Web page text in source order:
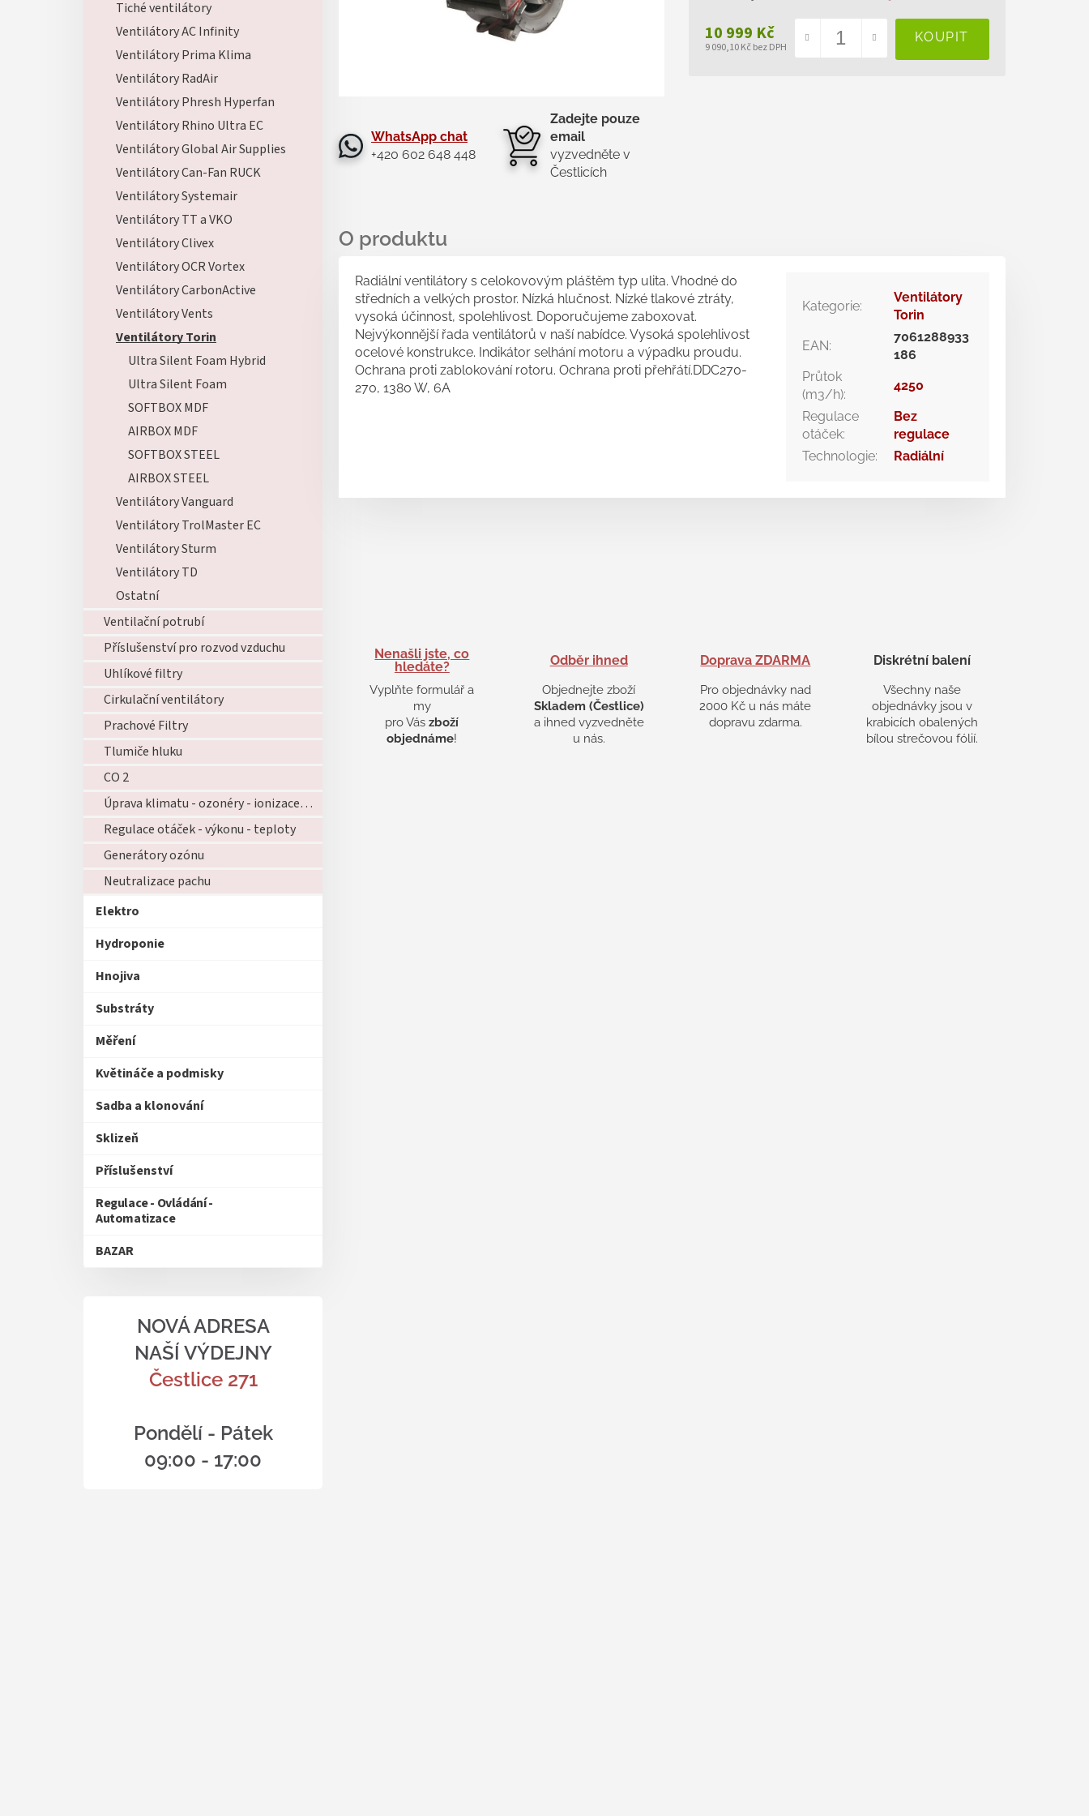
Tiché ventilátory
Ventilátory AC Infinity
Ventilátory Prima Klima
Ventilátory RadAir
Ventilátory Phresh Hyperfan
Ventilátory Rhino Ultra EC
Ventilátory Global Air Supplies
Ventilátory Can-Fan RUCK
Ventilátory Systemair
Ventilátory TT a VKO
Ventilátory Clivex
Ventilátory OCR Vortex
Ventilátory CarbonActive
Ventilátory Vents
Ventilátory Torin
Ultra Silent Foam Hybrid
Ultra Silent Foam
SOFTBOX MDF
AIRBOX MDF
SOFTBOX STEEL
AIRBOX STEEL
Ventilátory Vanguard
Ventilátory TrolMaster EC
Ventilátory Sturm
Ventilátory TD
Ostatní
Ventilační potrubí
Příslušenství pro rozvod vzduchu
Uhlíkové filtry
Cirkulační ventilátory
Prachové Filtry
Tlumiče hluku
CO 2
Úprava klimatu - ozonéry - ionizace - zvlhčovače - atd...
Regulace otáček - výkonu - teploty
Generátory ozónu
Neutralizace pachu
Elektro
Hydroponie
Hnojiva
Substráty
Měření
Květináče a podmisky
Sadba a klonování
Sklizeň
Příslušenství
Regulace - Ovládání -
Automatizace
BAZAR
NOVÁ ADRESA
NAŠÍ VÝDEJNY
Čestlice 271
Pondělí - Pátek
09:00 - 17:00
WhatsApp chat
+420 602 648 448
Zadejte pouze
email
vyzvedněte v
Čestlicích
10 999 Kč
9 090,10 Kč bez DPH
Nenašli jste, co
hledáte?
Vyplňte formulář a
my
pro Vászboží
objednáme!
Odběr ihned
Objednejte zboží
Skladem (Čestlice)
a ihned vyzvedněte
u nás.
Doprava ZDARMA
Pro objednávky nad
2000 Kč u nás máte
dopravu zdarma.
Diskrétní balení
Všechny naše
objednávky jsou v
krabicích obalených
bílou strečovou fólií.
Radiální ventilátory s celokovovým pláštěm typ ulita. Vhodné do
středních a velkých prostor. Nízká hlučnost. Nízké tlakové ztráty,
vysoká účinnost, spolehlivost. Doporučujeme zaboxovat.
Nejvýkonnější řada ventilátorů v naší nabídce. Vysoká spolehlivost
ocelové konstrukce. Indikátor selhání motoru a výpadku proudu.
Ochrana proti zablokování rotoru. Ochrana proti přehřátí.DDC270-
270, 1380 W, 6A
Kategorie:
Ventilátory
Torin
EAN:
7061288933
186
Průtok
(m3/h):
4250
Regulace
otáček:
Bez
regulace
Technologie: Radiální